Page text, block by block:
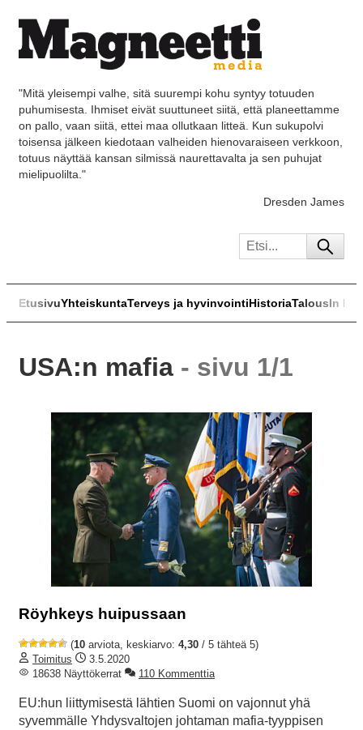
"Mitä yleisempi valhe, sitä suurempi kohu syntyy totuuden
puhumisesta. Ihmiset eivät suuttuneet siitä, että planeettamme
on pallo, vaan siitä, ettei maa ollutkaan litteä. Kun sukupolvi
toisensa jälkeen kiedotaan valheiden hienovaraiseen verkkoon,
totuus näyttää kansan silmissä naurettavalta ja sen puhujat
mielipuolilta."
Dresden James
EtusivuYhteiskuntaTerveys ja hyvinvointiHistoriaTalousIn
USA:n mafia - sivu 1/1
Röyhkeys huipussaan
(10 arviota, keskiarvo: 4,30 / 5 tähteä 5)
Toimitus
3.5.2020
18638 Näyttökerrat
110 Kommenttia
EU:hun liittymisestä lähtien Suomi on vajonnut yhä
syvemmälle Yhdysvaltojen johtaman mafia-tyyppisen